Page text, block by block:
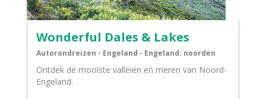
Wonderful Dales & Lakes
Autorondreizen - Engeland - Engeland: noorden
Ontdek de mooiste valleien en meren van Noord-
Engeland.